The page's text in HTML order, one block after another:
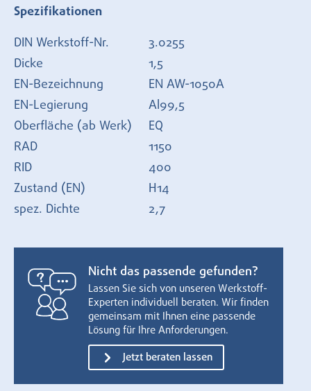
Spezifikationen
DIN Werkstoff-Nr.
3.0255
Dicke
1,5
EN-Bezeichnung
EN AW-1050A
EN-Legierung
Al99,5
Oberfläche (ab Werk)
EQ
RAD
1150
RID
400
Zustand (EN)
H14
spez. Dichte
2,7
Nicht das passende gefunden?
Lassen Sie sich von unseren Werkstoff-
Experten individuell beraten. Wir finden
gemeinsam mit Ihnen eine passende
Lösung für Ihre Anforderungen.
Jetzt beraten lassen